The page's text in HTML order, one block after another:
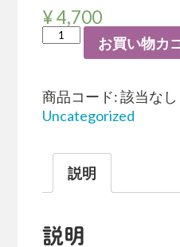
¥4,700
お買い物カ
商品コード:該当なし
Uncategorized
説明
説明